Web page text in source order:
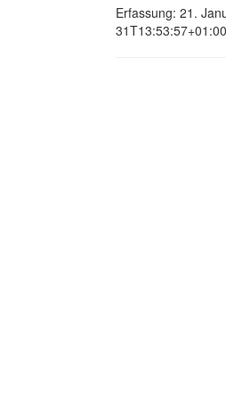
Erfassung: 21.
31T13:53:57+01:00